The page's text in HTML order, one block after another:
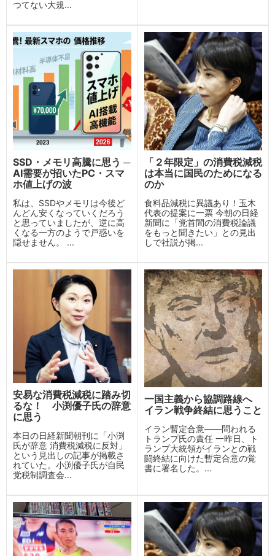
つてない大規...
SSD・メモリ高騰に思う ─
AI需要が招いたPC・スマ
ホ値上げの波
私は、SSDやメモリは今後ど
んどん安くなっていくだろう
と思っていましたが、逆に高
くなる一方のようで戸惑いを
隠せません。 ...
「２年限定」の消費税減税
は本当に国民のためになる
のか
食料品減税に異議あり！玉木
代表の提案に一票 今朝の日経
新聞に「党首間の消費税論議
をもっと聞きたい」との見出
しで社説が掲...
安易な消費税減税に踏み切
るな！ 小渕優子氏の辞意
に思う
本日の日経新聞朝刊に「小渕
氏が辞意 消費税減税に反対」
という見出しの記事が掲載さ
れていた。小渕優子氏が自民
党税制調査会...
一国主義から協調路線へ
イラン戦争終結に思うこと
イラン暫定合意——問われる
トランプ氏の責任 一昨日、ト
ランプ大統領がイランとの戦
闘終結に向けた暫定合意の覚
書に署名した。...